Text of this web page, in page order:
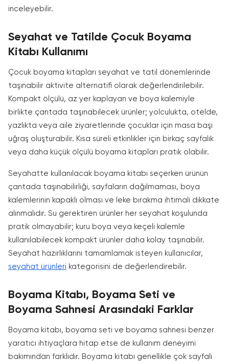
inceleyebilir.
Seyahat ve Tatilde Çocuk Boyama
Kitabı Kullanımı
Çocuk boyama kitapları seyahat ve tatil dönemlerinde
taşınabilir aktivite alternatifi olarak değerlendirilebilir.
Kompakt ölçülü, az yer kaplayan ve boya kalemiyle
birlikte çantada taşınabilecek ürünler; yolculukta, otelde,
yazlıkta veya aile ziyaretlerinde çocuklar için masa başı
uğraş oluşturabilir. Kısa süreli etkinlikler için birkaç sayfalık
veya daha küçük ölçülü boyama kitapları pratik olabilir.
Seyahatte kullanılacak boyama kitabı seçerken ürünün
çantada taşınabilirliği, sayfaların dağılmaması, boya
kalemlerinin kapaklı olması ve leke bırakma ihtimali dikkate
alınmalıdır. Su gerektiren ürünler her seyahat koşulunda
pratik olmayabilir; kuru boya veya keçeli kalemle
kullanılabilecek kompakt ürünler daha kolay taşınabilir.
Seyahat hazırlıklarını tamamlamak isteyen kullanıcılar,
seyahat ürünleri kategorisini de değerlendirebilir.
Boyama Kitabı, Boyama Seti ve
Boyama Sahnesi Arasındaki Farklar
Boyama kitabı, boyama seti ve boyama sahnesi benzer
yaratıcı ihtiyaçlara hitap etse de kullanım deneyimi
bakımından farklıdır. Boyama kitabı genellikle çok sayfalı